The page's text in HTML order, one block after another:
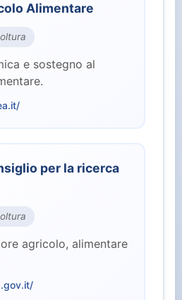
(8)
(10)
(7)
Alimentare
e sostegno al
per la ricerca
agricolo, alimentare